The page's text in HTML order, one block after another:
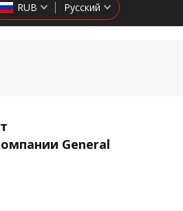
RUB Русский
General